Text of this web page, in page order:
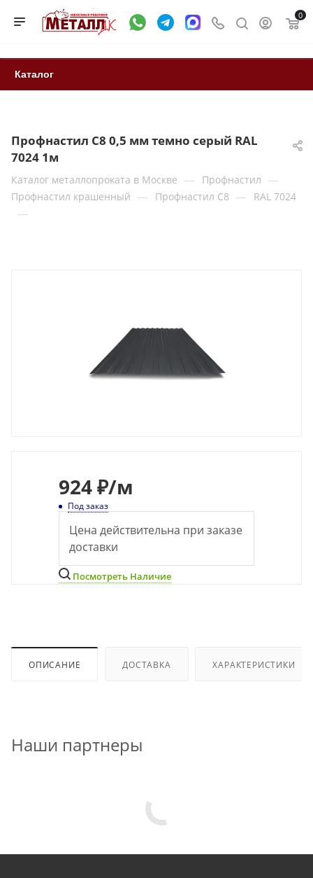
0
Каталог
Профнастил С8 0,5 мм темно серый RAL
7024 1м
Каталог металлопроката в Москве — Профнастил —
Профнастил крашенный — Профнастил С8 — RAL 7024
—
924₽/м
Под заказ
Цена действительна при заказе
доставки
Посмотреть Наличие
ОПИСАНИЕ ДОСТАВКА ХАРАКТЕРИСТИКИ
Наши партнеры